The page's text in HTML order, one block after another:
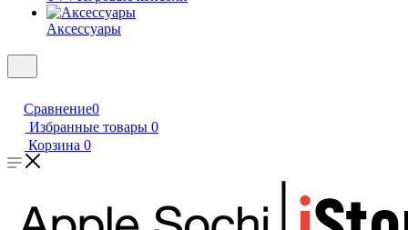
Аксессуары
Сравнение0
Избранные товары 0
Корзина 0